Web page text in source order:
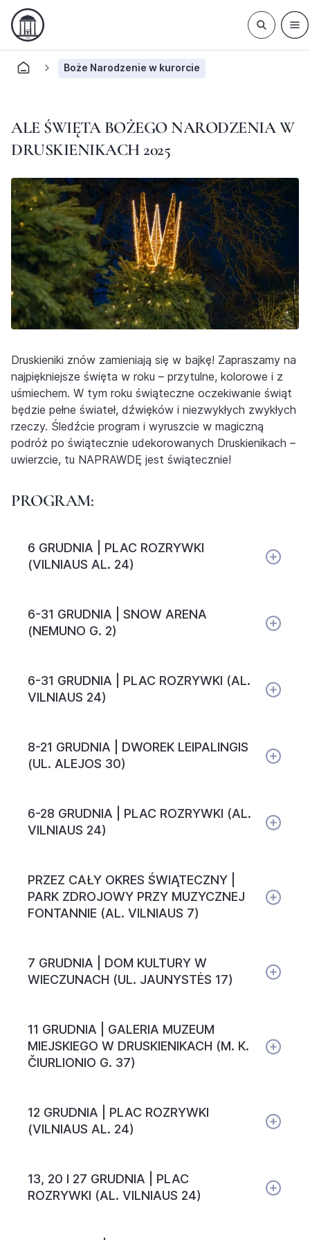
Boże Narodzenie w kurorcie
ALE ŚWIĘTA BOŻEGO NARODZENIA W
DRUSKIENIKACH 2025
Druskieniki znów zamieniają się w bajkę! Zapraszamy na
najpiękniejsze święta w roku – przytulne, kolorowe i z
uśmiechem. W tym roku świąteczne oczekiwanie świąt
będzie pełne świateł, dźwięków i niezwykłych zwykłych
rzeczy. Śledźcie program i wyruszcie w magiczną
podróż po świątecznie udekorowanych Druskienikach –
uwierzcie, tu NAPRAWDĘ jest świątecznie!
PROGRAM:
6 GRUDNIA | PLAC ROZRYWKI
(VILNIAUS AL. 24)
6-31 GRUDNIA | SNOW ARENA
(NEMUNO G. 2)
6-31 GRUDNIA | PLAC ROZRYWKI (AL.
VILNIAUS 24)
8-21 GRUDNIA | DWOREK LEIPALINGIS
(UL. ALEJOS 30)
6-28 GRUDNIA | PLAC ROZRYWKI (AL.
VILNIAUS 24)
PRZEZ CAŁY OKRES ŚWIĄTECZNY |
PARK ZDROJOWY PRZY MUZYCZNEJ
FONTANNIE (AL. VILNIAUS 7)
7 GRUDNIA | DOM KULTURY W
WIECZUNACH (UL. JAUNYSTĖS 17)
11 GRUDNIA | GALERIA MUZEUM
MIEJSKIEGO W DRUSKIENIKACH (M. K.
ČIURLIONIO G. 37)
12 GRUDNIA | PLAC ROZRYWKI
(VILNIAUS AL. 24)
13, 20 I 27 GRUDNIA | PLAC
ROZRYWKI (AL. VILNIAUS 24)